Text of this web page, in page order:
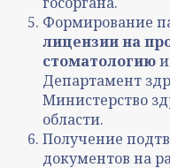
Формирование
лицензии на
стоматологию
Департамент
Министерство
области.
Получение
документов на